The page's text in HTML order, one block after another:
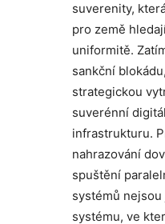
suverenity,
pro země
uniformitě.
sankční
strategickou
suverénní
infrastrukturu.
nahrazování
spuštění
systémů
systému, ve